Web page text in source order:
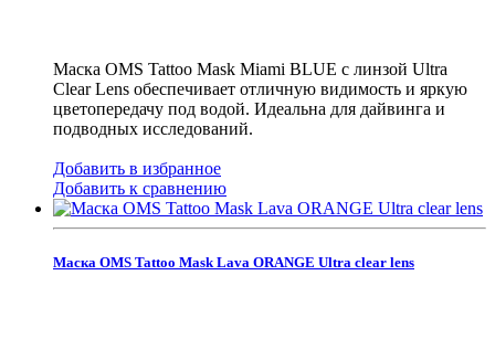
Маска OMS Tattoo Mask Miami BLUE с линзой Ultra
Clear Lens обеспечивает отличную видимость и яркую
цветопередачу под водой. Идеальна для дайвинга и
подводных исследований.
Добавить в избранное
Добавить к сравнению
Маска OMS Tattoo Mask Lava ORANGE Ultra clear lens